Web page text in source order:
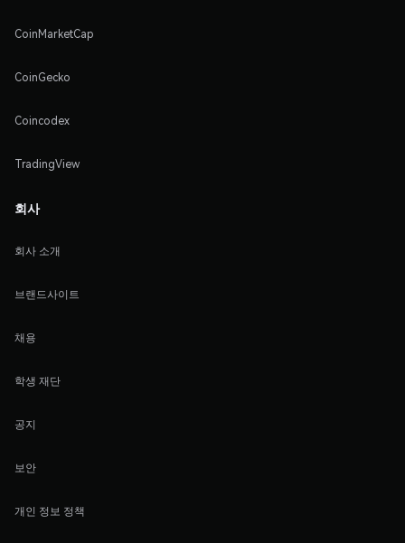
CoinMarketCap
CoinGecko
Coincodex
TradingView
회사
회사 소개
브랜드사이트
채용
학생 재단
공지
보안
개인 정보 정책